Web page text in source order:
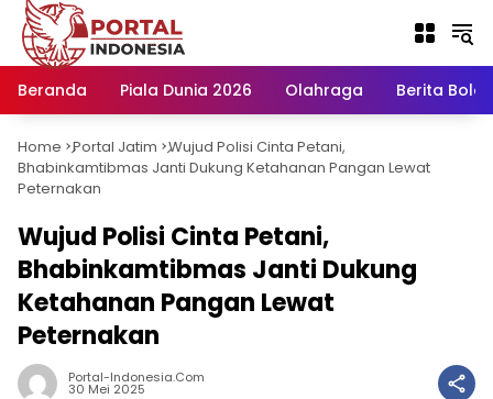
Langsung
konten
Beranda
Piala Dunia 2026 Olahraga Berita Bola
Home -
Portal Jatim -
Wujud Polisi Cinta Petani,
Bhabinkamtibmas Janti Dukung Ketahanan Pangan Lewat
Peternakan
Wujud Polisi Cinta Petani,
Bhabinkamtibmas Janti Dukung
Ketahanan Pangan Lewat
Peternakan
Portal-Indonesia.com
30 Mei 2025